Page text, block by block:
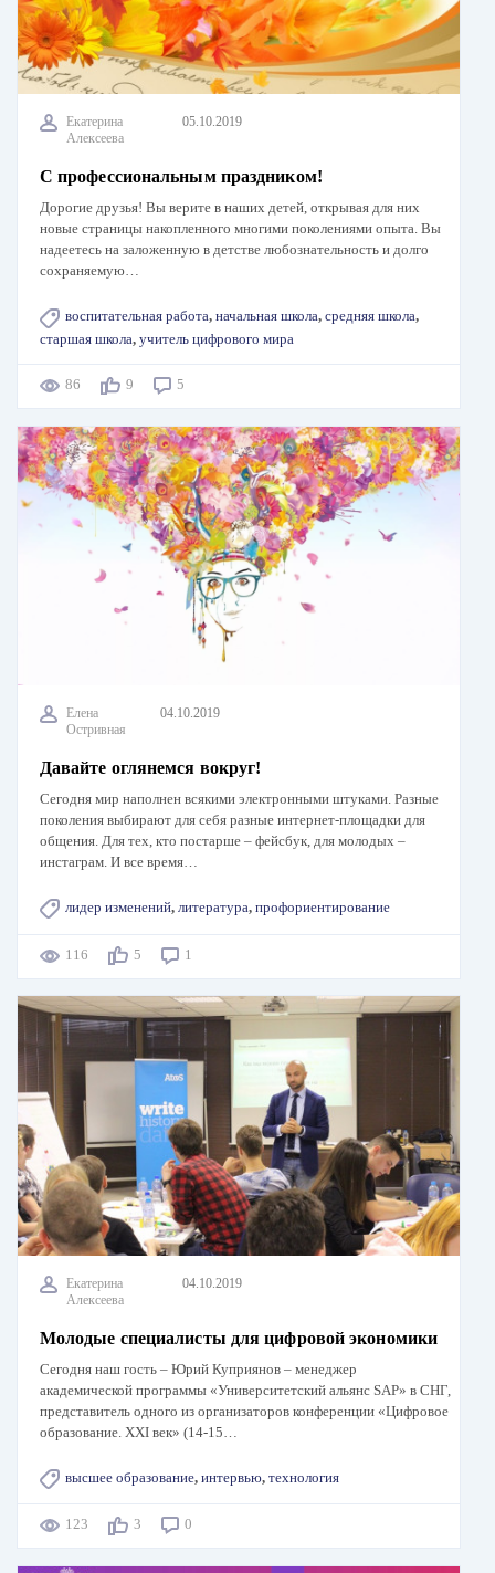
Екатерина
Алексеева
05.10.2019
С профессиональным праздником!
Дорогие друзья! Вы верите в наших детей, открывая для них
новые страницы накопленного многими поколениями опыта. Вы
надеетесь на заложенную в детстве любознательность и долго
сохраняемую…
воспитательная работа, начальная школа, средняя школа,
старшая школа, учитель цифрового мира
86 9 5
Елена
Остривная
04.10.2019
Давайте оглянемся вокруг!
Сегодня мир наполнен всякими электронными штуками. Разные
поколения выбирают для себя разные интернет-площадки для
общения. Для тех, кто постарше – фейсбук, для молодых –
инстаграм. И все время…
лидер изменений, литература, профориентирование
116 5 1
Екатерина
Алексеева
04.10.2019
Молодые специалисты для цифровой экономики
Сегодня наш гость – Юрий Куприянов – менеджер
академической программы «Университетский альянс SAP» в СНГ,
представитель одного из организаторов конференции «Цифровое
образование. XXI век» (14-15…
высшее образование, интервью, технология
123 3 0